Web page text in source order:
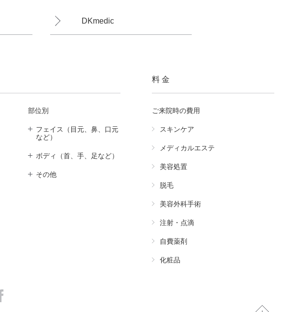
DKmedic
部位別
フェイス（目元、鼻、口元
など）
ボディ（首、手、足など）
その他
料 金
ご来院時の費用
スキンケア
メディカルエステ
美容処置
脱毛
美容外科手術
注射・点滴
自費薬剤
化粧品